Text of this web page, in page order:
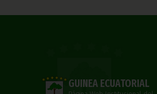
GUINEA ECUATORIAL